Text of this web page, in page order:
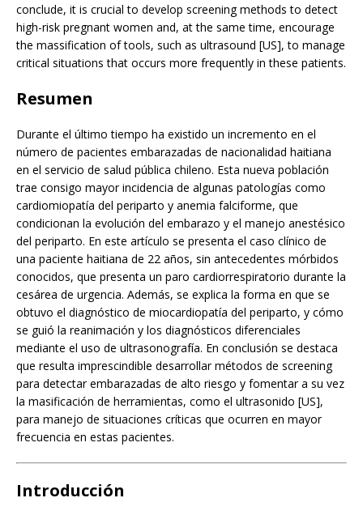
conclude, it is crucial to develop screening methods to detect
high-risk pregnant women and, at the same time, encourage
the massification of tools, such as ultrasound [US], to manage
critical situations that occurs more frequently in these patients.
Resumen
Durante el último tiempo ha existido un incremento en el
número de pacientes embarazadas de nacionalidad haitiana
en el servicio de salud pública chileno. Esta nueva población
trae consigo mayor incidencia de algunas patologías como
cardiomiopatía del periparto y anemia falciforme, que
condicionan la evolución del embarazo y el manejo anestésico
del periparto. En este artículo se presenta el caso clínico de
una paciente haitiana de 22 años, sin antecedentes mórbidos
conocidos, que presenta un paro cardiorrespiratorio durante la
cesárea de urgencia. Además, se explica la forma en que se
obtuvo el diagnóstico de miocardiopatía del periparto, y cómo
se guió la reanimación y los diagnósticos diferenciales
mediante el uso de ultrasonografía. En conclusión se destaca
que resulta imprescindible desarrollar métodos de screening
para detectar embarazadas de alto riesgo y fomentar a su vez
la masificación de herramientas, como el ultrasonido [US],
para manejo de situaciones críticas que ocurren en mayor
frecuencia en estas pacientes.
Introducción